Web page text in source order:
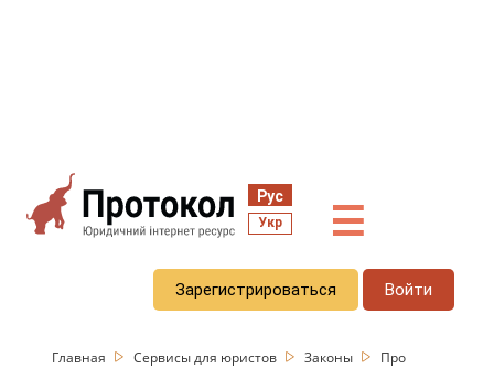
Рус
Укр ☰
Зарегистрироваться Войти
Главная Сервисы для юристов Законы
Про